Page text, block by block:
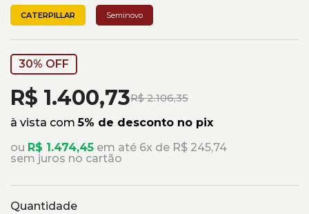
CATERPILLAR Seminovo
30% OFF
R$ 2.106,35
R$ 1.400,73
à vista com5% de desconto no pix
ou R$ 1.474,45 em até 6x de R$ 245,74
sem juros no cartão
Quantidade